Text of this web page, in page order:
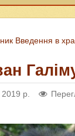
Введення в
р.